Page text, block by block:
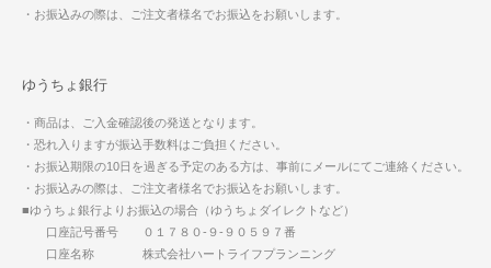
・お振込みの際は、ご注文者様名でお振込をお願いします。
ゆうちょ銀行
・商品は、ご入金確認後の発送となります。
・恐れ入りますが振込手数料はご負担ください。
・お振込期限の10日を過ぎる予定のある方は、事前にメールにてご連絡ください。
・お振込みの際は、ご注文者様名でお振込をお願いします。
■ゆうちょ銀行よりお振込の場合（ゆうちょダイレクトなど）
口座記号番号 ０１７８０-９-９０５９７番
口座名称 株式会社ハートライフプランニング